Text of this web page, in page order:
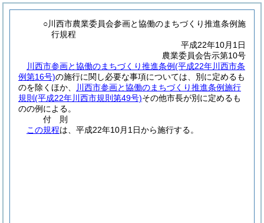
○川西市農業委員会参画と協働のまちづくり推進条例施
行規程
平成22年10月1日
農業委員会告示第10号
川西市参画と協働のまちづくり推進条例(平成22年川西市条
例第16号)の施行に関し必要な事項については、別に定めるも
のを除くほか、
川西市参画と協働のまちづくり推進条例施行
規則 (平成22年川西市規則第49号)その他市長が別に定めるも
のの例による。
付 則
この規程は、平成22年10月1日から施行する。